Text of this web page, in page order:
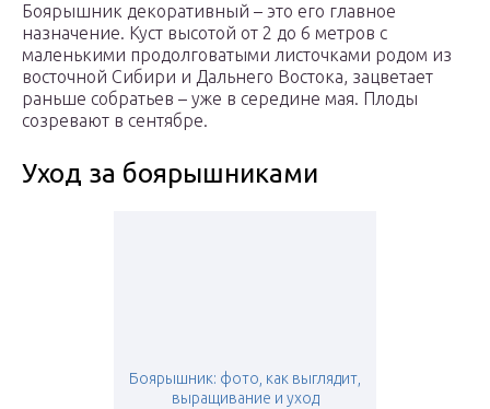
Боярышник декоративный – это его главное
назначение. Куст высотой от 2 до 6 метров с
маленькими продолговатыми листочками родом из
восточной Сибири и Дальнего Востока, зацветает
раньше собратьев – уже в середине мая. Плоды
созревают в сентябре.
Уход за боярышниками
Боярышник: фото, как выглядит,
выращивание и уход